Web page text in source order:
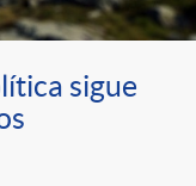
sigue